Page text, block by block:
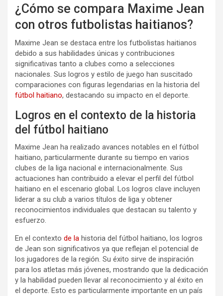
¿Cómo se compara Maxime Jean
con otros futbolistas haitianos?
Maxime Jean se destaca entre los futbolistas haitianos
debido a sus habilidades únicas y contribuciones
significativas tanto a clubes como a selecciones
nacionales. Sus logros y estilo de juego han suscitado
comparaciones con figuras legendarias en la historia del
fútbol haitiano, destacando su impacto en el deporte.
Logros en el contexto de la historia
del fútbol haitiano
Maxime Jean ha realizado avances notables en el fútbol
haitiano, particularmente durante su tiempo en varios
clubes de la liga nacional e internacionalmente. Sus
actuaciones han contribuido a elevar el perfil del fútbol
haitiano en el escenario global. Los logros clave incluyen
liderar a su club a varios títulos de liga y obtener
reconocimientos individuales que destacan su talento y
esfuerzo.
En el contexto de la historia del fútbol haitiano, los logros
de Jean son significativos ya que reflejan el potencial de
los jugadores de la región. Su éxito sirve de inspiración
para los atletas más jóvenes, mostrando que la dedicación
y la habilidad pueden llevar al reconocimiento y al éxito en
el deporte. Esto es particularmente importante en un país